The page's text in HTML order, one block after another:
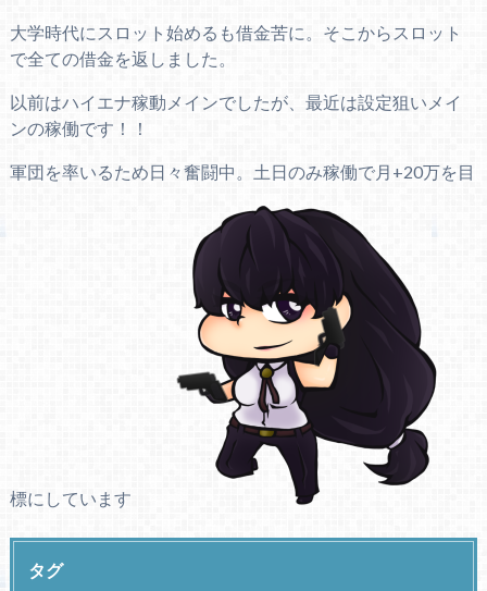
大学時代にスロット始めるも借金苦に。そこからスロット
で全ての借金を返しました。
以前はハイエナ稼動メインでしたが、最近は設定狙いメイ
ンの稼働です！！
軍団を率いるため日々奮闘中。土日のみ稼働で月+20万を目
標にしています
タグ